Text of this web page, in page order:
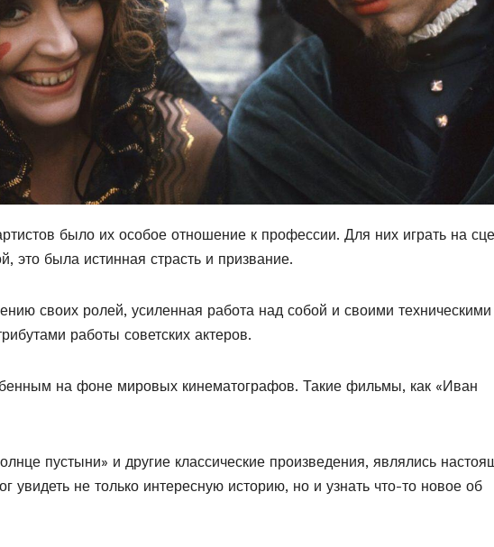
было их особое отношение к профессии. Для них играть на
это была истинная страсть и призвание.
своих ролей, усиленная работа над собой и своими техническими
работы советских актеров.
на фоне мировых кинематографов. Такие фильмы, как «Иван
пустыни» и другие классические произведения, являлись
увидеть не только интересную историю, но и узнать что-то новое об